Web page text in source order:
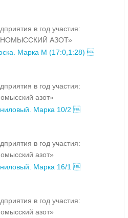
в год участия:
АЗОТ»
Марка М (17:0,1:28) 
в год участия:
азот»
Марка 10/2 
в год участия:
азот»
Марка 16/1 
в год участия:
азот»